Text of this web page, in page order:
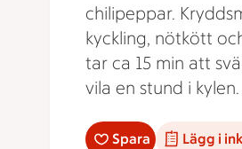
chilipeppar.
kyckling, nötkött
tar ca 15 min att
vila en stund i kylen.
Spara Lägg i